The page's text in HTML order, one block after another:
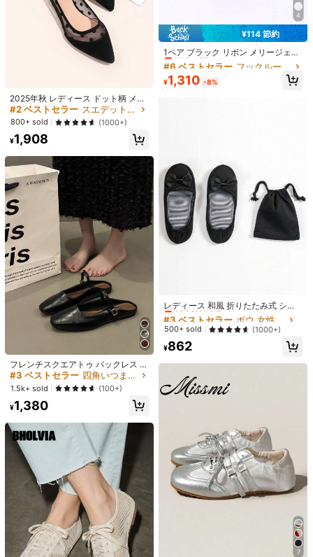
ーン ブラック レトロ フラットシュ
ーズ、快適なストラップ 通気性のあ
るフラットシューズ コールドグルー
製法
#2 ベストセラー カジュアル 女性用フラット
500+ sold (1000+)
1,607
春/秋新作 豚足スプリットトゥシュー
ズ、夏フラットローバンプバレエ馬
蹄シューズ、タビシューズ、スリッ
ポンファッションローバンプおばあ
ちゃんシューズ
#3 ベストセラー ブレード 女性用フラット
80+ sold
1,240
トローファー、多用途 ホワイト ホロ
ー スクエアトゥ スリッポン 通勤
靴、プレッピー
高リピート率
高リピート率
#3 ベストセラー
高リピート率
500+ sold
¥1,913 -19%
ユニセックス 無地カジュアルシュー
ズ、ローカット ラウンドトゥ スリッ
ポン、レディース フラットシュー
ズ、カジュアルスポーツ アウトドア
#4 ベストセラー
100+ sold
2025年秋 レディース ドット柄 メッ
シュ ポイントトゥ バレエフラット、
ファッショナブルな黒のダンスシュ
ーズ
#2 ベストセラー スエデット 女性用フラット
800+ sold (1000+)
¥1,908
フレンチスクエアトゥ バックレス フ
ラット メリージェーン シューズ、エ
レガントなスリッポン シューズ ドレ
ス用、春秋
#3 ベストセラー 四角いつま先 レディースフラットシューズ
1.5k+ sold (100+)
¥1,380
4
¥114 節約
1ペア ブラック リボン メリージェー
ン イミテーションシューズ、光沢の
あるミラーパテントイミテーション
素材、ラウンドトゥ ソフトボトム 滑
#6 ベストセラー フックループ 女性用フラット
残り 8 点
#6 ベストセラー
残り 8 点
#6 ベストセラー
残り 8 点
#6 ベストセラー フックループ 女性用フラット
¥1,310 -8%
レディース 和風 折りたたみ式 シュ
ーズ , ポータブル 収納バッグ付き ,
蝶々結び スリッパ , ノイズレス フロ
アソックス シューズ , 柔らかい靴底
シューズ 用 ドライブ , 学生 , 旅行 と
図書館 使用 , フラット ヒール 付き
伸縮性ストラップ
売り切れ間近！
#3 ベストセラー
売り切れ間近！
#3 ベストセラー
売り切れ間近！
#3 ベストセラー
売り切れ間近！
500+ sold (1000+)
¥862
7